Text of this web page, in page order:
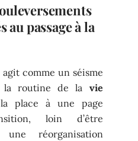
au passage à la
agit comme un séisme
la routine de la vie
place à une page
loin d’être
une réorganisation